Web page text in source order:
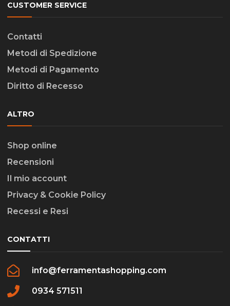
CUSTOMER SERVICE
Contatti
Metodi di Spedizione
Metodi di Pagamento
Diritto di Recesso
ALTRO
Shop online
Recensioni
Il mio account
Privacy & Cookie Policy
Recessi e Resi
CONTATTI
info@ferramentashopping.com
0934 571511